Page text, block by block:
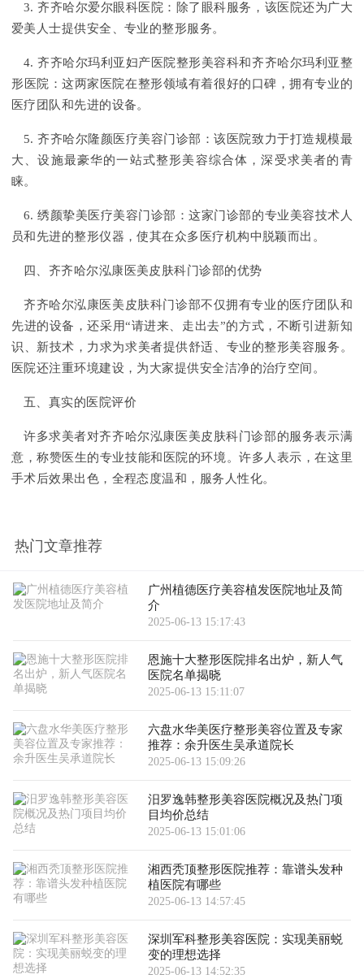
3. 齐齐哈尔爱尔眼科医院：除了眼科服务，该医院还为广大
爱美人士提供安全、专业的整形服务。
4. 齐齐哈尔玛利亚妇产医院整形美容科和齐齐哈尔玛利亚整
形医院：这两家医院在整形领域有着很好的口碑，拥有专业的
医疗团队和先进的设备。
5. 齐齐哈尔隆颜医疗美容门诊部：该医院致力于打造规模最
大、设施最豪华的一站式整形美容综合体，深受求美者的青
睐。
6. 绣颜挚美医疗美容门诊部：这家门诊部的专业美容技术人
员和先进的整形仪器，使其在众多医疗机构中脱颖而出。
四、齐齐哈尔泓康医美皮肤科门诊部的优势
齐齐哈尔泓康医美皮肤科门诊部不仅拥有专业的医疗团队和
先进的设备，还采用“请进来、走出去”的方式，不断引进新知
识、新技术，力求为求美者提供舒适、专业的整形美容服务。
医院还注重环境建设，为大家提供安全洁净的治疗空间。
五、真实的医院评价
许多求美者对齐齐哈尔泓康医美皮肤科门诊部的服务表示满
意，称赞医生的专业技能和医院的环境。许多人表示，在这里
手术后效果出色，全程态度温和，服务人性化。
热门文章推荐
广州植德医疗美容植发医院地址及简
介
2025-06-13 15:17:43
恩施十大整形医院排名出炉，新人气
医院名单揭晓
2025-06-13 15:11:07
六盘水华美医疗整形美容位置及专家
推荐：余升医生吴承道院长
2025-06-13 15:09:26
汨罗逸韩整形美容医院概况及热门项
目均价总结
2025-06-13 15:01:06
湘西秃顶整形医院推荐：靠谱头发种
植医院有哪些
2025-06-13 14:57:45
深圳军科整形美容医院：实现美丽蜕
变的理想选择
2025-06-13 14:52:35